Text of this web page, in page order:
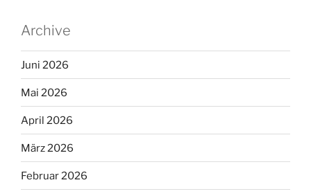
Archive
Juni 2026
Mai 2026
April 2026
März 2026
Februar 2026